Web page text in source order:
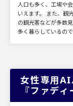
人口も多く、工場や
いえます。 また、観
の観光客などが多数
多く暮らしているの
女性専用AI
『ファディ